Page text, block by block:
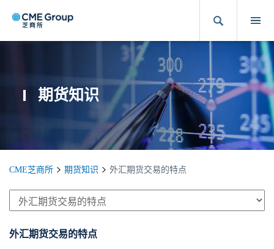
期货知识
CME芝商所 期货知识 外汇期货交易的特点
外汇期货交易的特点